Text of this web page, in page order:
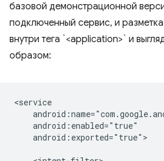
базовой демонстрационной
подключенный сервис, и
внутри тега `<application>` и
образом:
android:exported="true">